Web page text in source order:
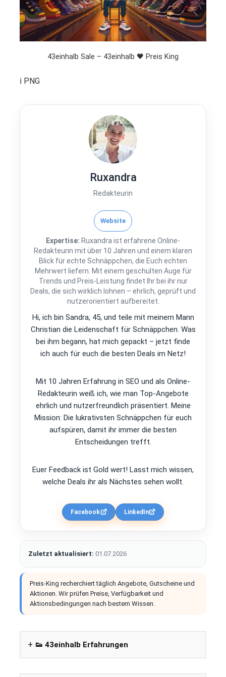
43einhalb Sale – 43einhalb 🖤 Preis King
ℹ️ PNG
Ruxandra
Redakteurin
Website
Expertise: Ruxandra ist erfahrene Online-
Redakteurin mit über 10 Jahren und einem klaren
Blick für echte Schnäppchen, die Euch echten
Mehrwert liefern. Mit einem geschulten Auge für
Trends und Preis-Leistung findet Ihr bei ihr nur
Deals, die sich wirklich lohnen – ehrlich, geprüft und
nutzerorientiert aufbereitet.
Hi, ich bin Sandra, 45, und teile mit meinem Mann
Christian die Leidenschaft für Schnäppchen. Was
bei ihm begann, hat mich gepackt – jetzt finde
ich auch für euch die besten Deals im Netz!
Mit 10 Jahren Erfahrung in SEO und als Online-
Redakteurin weiß ich, wie man Top-Angebote
ehrlich und nutzerfreundlich präsentiert. Meine
Mission: Die lukrativsten Schnäppchen für euch
aufspüren, damit ihr immer die besten
Entscheidungen trefft.
Euer Feedback ist Gold wert! Lasst mich wissen,
welche Deals ihr als Nächstes sehen wollt.
Facebook LinkedIn
Zuletzt aktualisiert: 01.07.2026
Preis-King recherchiert täglich Angebote, Gutscheine und
Aktionen. Wir prüfen Preise, Verfügbarkeit und
Aktionsbedingungen nach bestem Wissen.
👟 43einhalb Erfahrungen